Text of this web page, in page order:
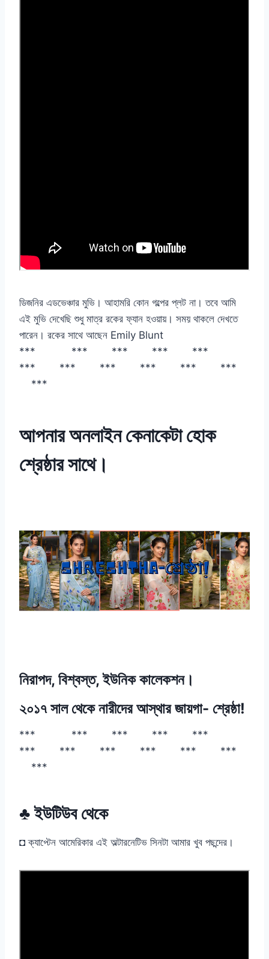
ডিজনির এডভেঞ্চার মুভি। আহামরি কোন গল্পের প্লট না। তবে আমি
এই মুভি দেখেছি শুধু মাত্র রকের ফ্যান হওয়ায়। সময় থাকলে দেখতে
পারেন। রকের সাথে আছেন Emily Blunt
*** *** *** *** ***
*** *** *** *** *** ***
***
আপনার অনলাইন কেনাকেটা হোক
শ্রেষ্ঠারসাথে।
নিরাপদ, বিশ্বস্ত, ইউনিক কালেকশন।
২০১৭ সাল থেকে নারীদের আস্থার জায়গা- শ্রেষ্ঠা!
*** *** *** *** ***
*** *** *** *** *** ***
***
♣ ইউটিউব থেকে
◘ ক্যাপ্টেন আমেরিকার এই অল্টারনেটিভ সিনটা আমার খুব পছন্দের।